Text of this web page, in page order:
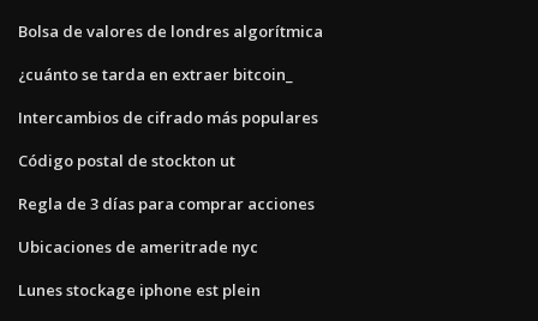
Bolsa de valores de londres algorítmica
¿cuánto se tarda en extraer bitcoin_
Intercambios de cifrado más populares
Código postal de stockton ut
Regla de 3 días para comprar acciones
Ubicaciones de ameritrade nyc
Lunes stockage iphone est plein